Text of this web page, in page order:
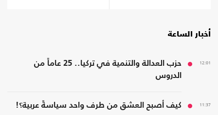
أخبار الساعة
12:01
حزب العدالة والتنمية في تركيا.. 25 عاماً من
الدروس
11:37 كيف أصبح العشق من طرف واحد سياسةً عربية؟!